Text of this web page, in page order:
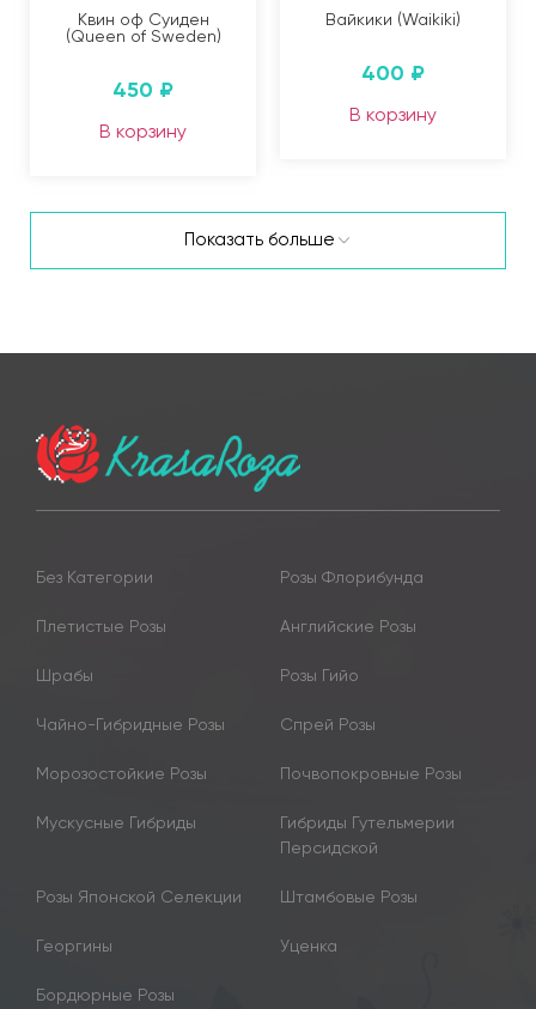
Квин оф Суиден
(Queen of Sweden)
450 ₽
В корзину
Вайкики (Waikiki)
400 ₽
В корзину
Показать больше
Без Категории Розы Флорибунда
Плетистые Розы Английские Розы
Шрабы Розы Гийо
Чайно-Гибридные Розы Спрей Розы
Морозостойкие Розы Почвопокровные Розы
Мускусные Гибриды
Гибриды Гутельмерии
Персидской
Розы Японской Селекции Штамбовые Розы
Георгины Уценка
Бордюрные Розы